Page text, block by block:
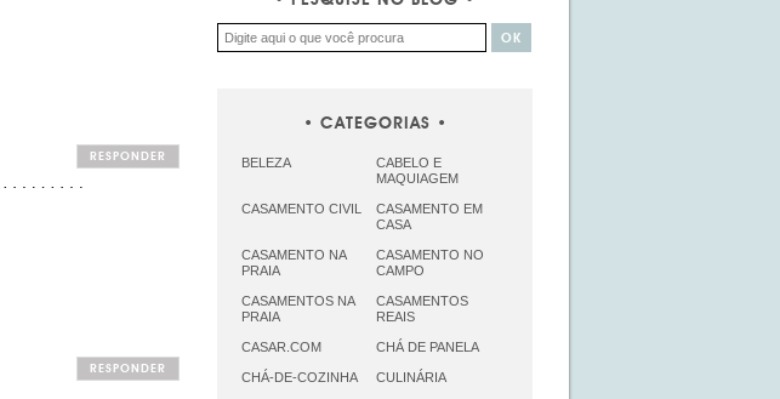
RESPONDER
RESPONDER
CATEGORIAS
BELEZA
CABELO E
MAQUIAGEM
CASAMENTO CIVIL
CASAMENTO EM
CASA
CASAMENTO NA
PRAIA
CASAMENTO NO
CAMPO
CASAMENTOS NA
PRAIA
CASAMENTOS
REAIS
CASAR.COM CHÁ DE PANELA
CHÁ-DE-COZINHA CULINÁRIA